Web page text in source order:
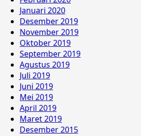
Januari 2020
Desember 2019
November 2019
Oktober 2019
September 2019
Agustus 2019
Juli 2019
Juni 2019
Mei 2019
April 2019
Maret 2019
Desember 2015